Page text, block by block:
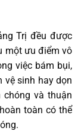
Trị đều được
một ưu điểm vô
việc bám bụi,
vệ sinh hay dọn
và thuận
toàn có thể